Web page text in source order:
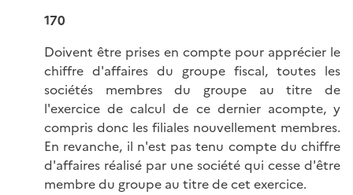
170
Doivent être prises en compte pour apprécier le
chiffre d'affaires du groupe fiscal, toutes les
sociétés membres du groupe au titre de
l'exercice de calcul de ce dernier acompte, y
compris donc les filiales nouvellement membres.
En revanche, il n'est pas tenu compte du chiffre
d'affaires réalisé par une société qui cesse d'être
membre du groupe au titre de cet exercice.